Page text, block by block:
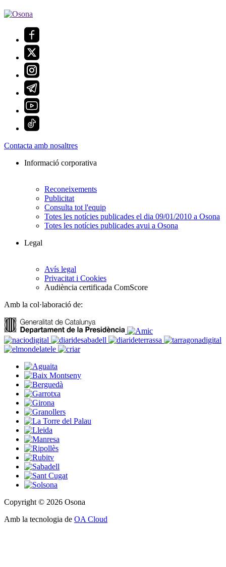
Contacta amb nosaltres
Informació corporativa
Reconeixements
Publicitat
Consulta tot l'equip
Totes les notícies publicades el dia 09/01/2010 a Osona
Totes les notícies publicades avui a Osona
Legal
Avís legal
Privacitat i Cookies
Audiència certificada ComScore
Amb la col·laboració de:
Copyright © 2026 Osona
Amb la tecnologia de OA Cloud